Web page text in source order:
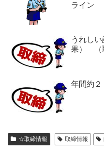
ライン
うれし
果） （
年間約
☆取締情報 取締情報